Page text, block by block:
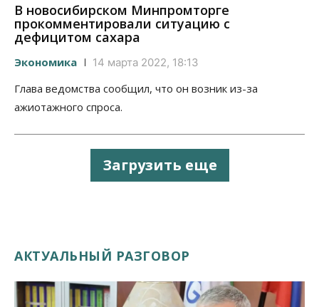
В новосибирском Минпромторге
прокомментировали ситуацию с
дефицитом сахара
Экономика 14 марта 2022, 18:13
Глава ведомства сообщил, что он возник из-за
ажиотажного спроса.
Загрузить еще
АКТУАЛЬНЫЙ РАЗГОВОР